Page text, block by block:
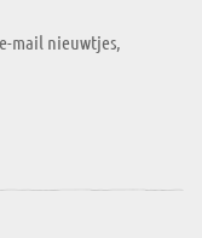
mail nieuwtjes,